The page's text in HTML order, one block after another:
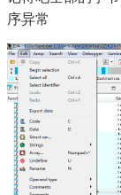
序异常